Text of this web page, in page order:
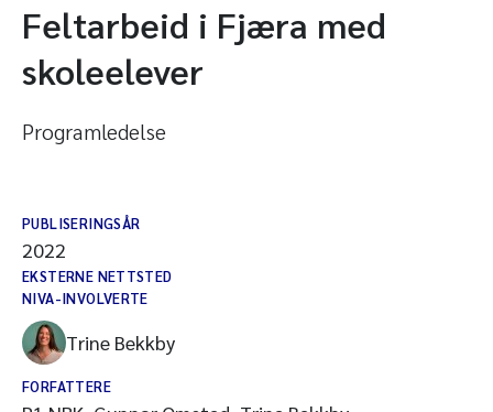
Feltarbeid i Fjæra med
skoleelever
Programledelse
PUBLISERINGSÅR
2022
EKSTERNE NETTSTED
NIVA-INVOLVERTE
Trine Bekkby
FORFATTERE